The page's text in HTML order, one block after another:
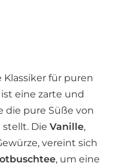
Klassiker für puren
eine zarte und
die pure Süße von
Die Vanille,
vereint sich
, um eine